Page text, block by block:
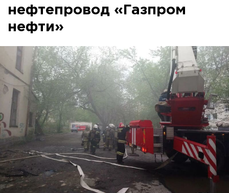
нефтепровод «Газпром
нефти»